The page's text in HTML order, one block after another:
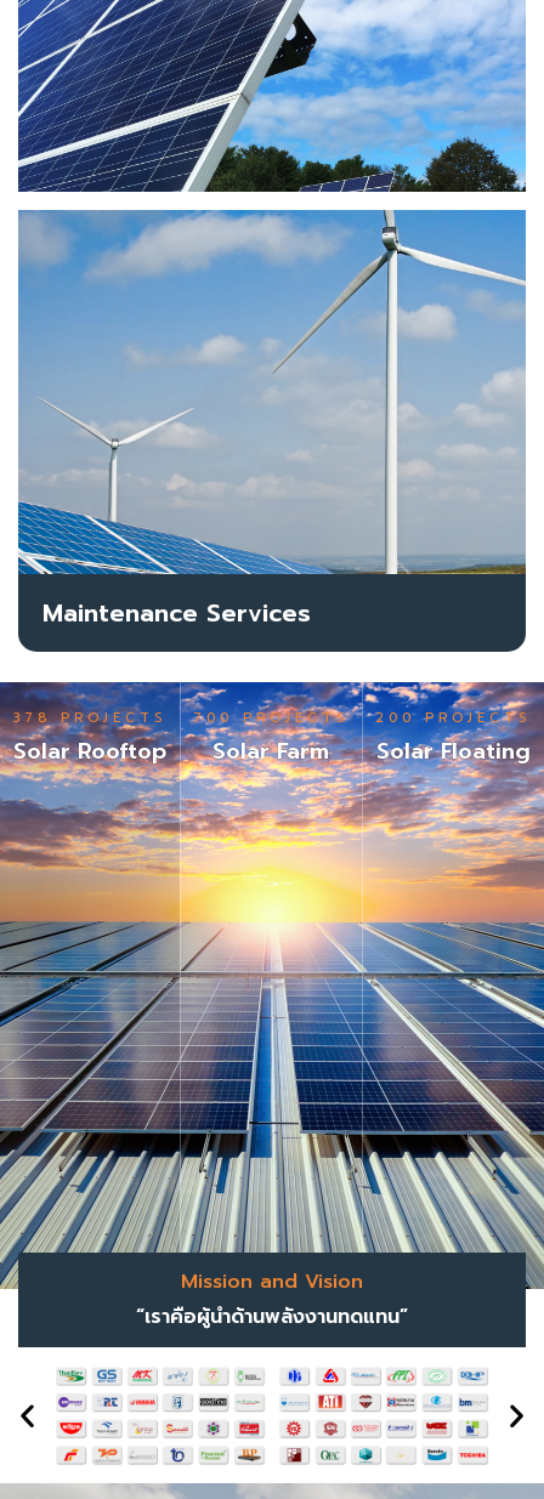
Maintenance Services
378 PROJECTS
Solar Rooftop
700 PROJECTS
Solar Farm
200 PROJECTS
Solar Floating
Mission and Vision
“เราคือผู้นำด้านพลังงานทดแทน”